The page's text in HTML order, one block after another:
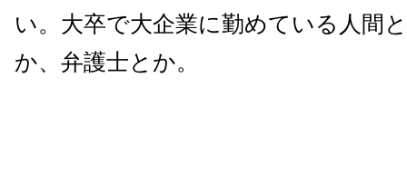
い。大卒で大企業に勤めている人間
か、弁護士とか。